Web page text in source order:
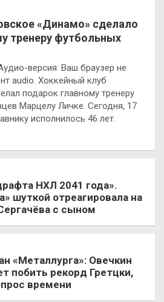
«Динамо» сделало
тренеру футбольных
версия: Ваш браузер не
audio. Хоккейный клуб
подарок главному тренеру
Марцелу Личке. Сегодня, 17
исполнилось 46 лет.
НХЛ 2041 года».
шуткой отреагировала на
с сыном
«Металлурга»: Овечкин
побить рекорд Гретцки,
времени